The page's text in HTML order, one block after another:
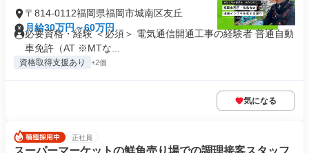
〒814-0112福岡県福岡市城南区友丘
月給30万円～60万円
必要資格・経験 ＜必須＞ 電気通信開通工事の経験者 普通自動
車免許（AT ※MTな...
資格取得支援あり +2個
気になる
正社員
スーパーマーケットの鮮魚売り場での調理接客スタッフ